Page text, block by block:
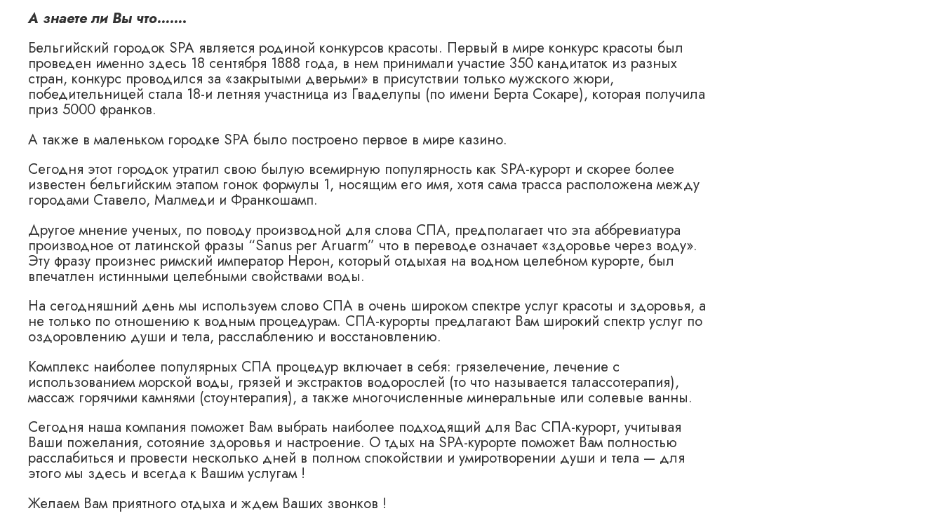
А знаете ли Вы что…….
Бельгийский городок SPA является родиной конкурсов красоты. Первый в мире конкурс красоты был
проведен именно здесь 18 сентября 1888 года, в нем принимали участие 350 кандитаток из разных
стран, конкурс проводился за «закрытыми дверьми» в присутствии только мужского жюри,
победительницей стала 18-и летняя участница из Гваделупы (по имени Берта Сокаре), которая получила
приз 5000 франков.
А также в маленьком городке SPA было построено первое в мире казино.
Сегодня этот городок утратил свою былую всемирную популярность как SPA-курорт и скорее более
известен бельгийским этапом гонок формулы 1, носящим его имя, хотя сама трасса расположена между
городами Ставело, Малмеди и Франкошамп.
Другое мнение ученых, по поводу производной для слова СПА, предполагает что эта аббревиатура
производное от латинской фразы “Sanus per Aruarm” что в переводе означает «здоровье через воду».
Эту фразу произнес римский император Нерон, который отдыхая на водном целебном курорте, был
впечатлен истинными целебными свойствами воды.
На сегодняшний день мы используем слово СПА в очень широком спектре услуг красоты и здоровья, а
не только по отношению к водным процедурам. СПА-курорты предлагают Вам широкий спектр услуг по
оздоровлению души и тела, расслаблению и восстановлению.
Комплекс наиболее популярных СПА процедур включает в себя: грязелечение, лечение с
использованием морской воды, грязей и экстрактов водорослей (то что называется талассотерапия),
массаж горячими камнями (стоунтерапия), а также многочисленные минеральные или солевые ванны.
Сегодня наша компания поможет Вам выбрать наиболее подходящий для Вас СПА-курорт, учитывая
Ваши пожелания, сотояние здоровья и настроение. О тдых на SPA-курорте поможет Вам полностью
расслабиться и провести несколько дней в полном спокойствии и умиротворении души и тела — для
этого мы здесь и всегда к Вашим услугам !
Желаем Вам приятного отдыха и ждем Ваших звонков !